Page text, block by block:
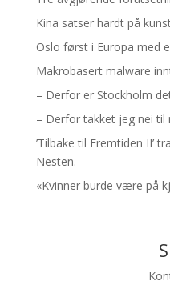
Kina satser hardt på
Oslo først i Europa med
Makrobasert malware
– Derfor er Stockholm
– Derfor takket jeg nei til
’Tilbake til Fremtiden II’
Nesten.
«Kvinner burde være på